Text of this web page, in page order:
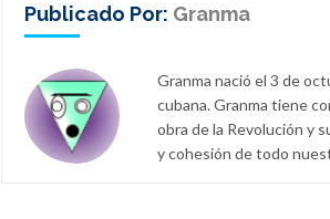
Publicado Por: Granma
Granma nació el 3 de
cubana. Granma tiene
obra de la Revolución y
y cohesión de todo